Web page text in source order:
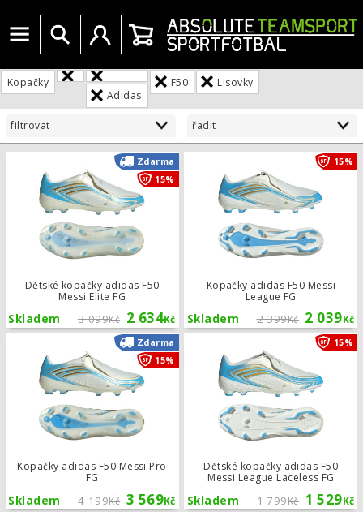
Menu Vyhledat Uživatelský účet
Košík
Kopačky
Adidas
F50 Lisovky
filtrovat řadit
Dětské kopačky adidas F50
Messi Elite FG
3 099Kč 2 634Kč
Skladem
Zdarma
15%
Dětské kopačky adidas F50 Messi
Kopačky adidas F50 Messi
League FG
2 399Kč 2 039Kč
Skladem
15%
Kopačky adidas F50 Messi Pro
FG
4 199Kč 3 569Kč
Skladem
Zdarma
15%
Kopačky adidas F50 Messi Pro FG
Dětské kopačky adidas F50
Messi League Laceless FG
1 799Kč 1 529Kč
Skladem
15%